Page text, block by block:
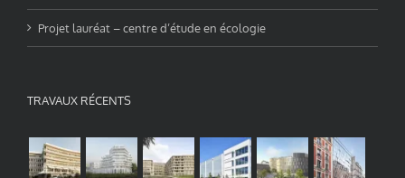
Projet lauréat – centre d’étude en écologie
TRAVAUX RÉCENTS